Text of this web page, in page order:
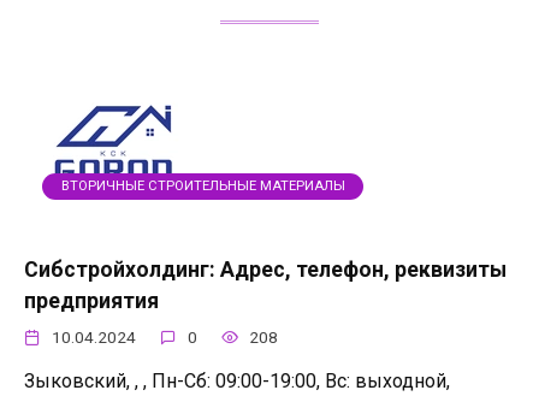
ВТОРИЧНЫЕ СТРОИТЕЛЬНЫЕ МАТЕРИАЛЫ
Сибстройхолдинг: Адрес, телефон, реквизиты
предприятия
10.04.2024 0 208
Зыковский, , , Пн-Сб: 09:00-19:00, Вс: выходной,